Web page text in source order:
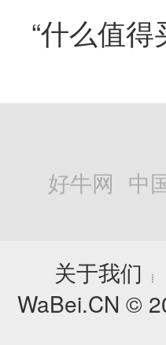
“什么值
好牛网 中
关于我们
┊
WaBei.CN ©